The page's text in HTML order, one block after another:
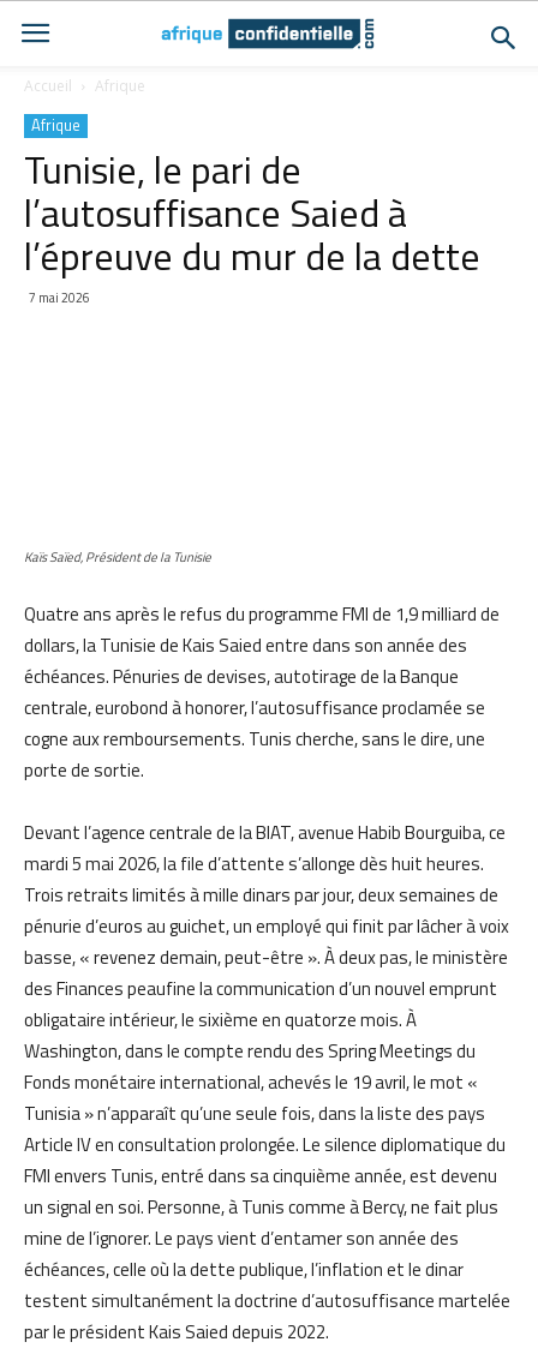
Accueil Afrique
Afrique
Tunisie, le pari de
l’autosuffisance Saied à
l’épreuve du mur de la dette
7 mai 2026
Kaïs Saïed, Président de la Tunisie
Quatre ans après le refus du programme FMI de 1,9 milliard de
dollars, la Tunisie de Kais Saied entre dans son année des
échéances. Pénuries de devises, autotirage de la Banque
centrale, eurobond à honorer, l’autosuffisance proclamée se
cogne aux remboursements. Tunis cherche, sans le dire, une
porte de sortie.
Devant l’agence centrale de la BIAT, avenue Habib Bourguiba, ce
mardi 5 mai 2026, la file d’attente s’allonge dès huit heures.
Trois retraits limités à mille dinars par jour, deux semaines de
pénurie d’euros au guichet, un employé qui finit par lâcher à voix
basse, « revenez demain, peut-être ». À deux pas, le ministère
des Finances peaufine la communication d’un nouvel emprunt
obligataire intérieur, le sixième en quatorze mois. À
Washington, dans le compte rendu des Spring Meetings du
Fonds monétaire international, achevés le 19 avril, le mot «
Tunisia » n’apparaît qu’une seule fois, dans la liste des pays
Article IV en consultation prolongée. Le silence diplomatique du
FMI envers Tunis, entré dans sa cinquième année, est devenu
un signal en soi. Personne, à Tunis comme à Bercy, ne fait plus
mine de l’ignorer. Le pays vient d’entamer son année des
échéances, celle où la dette publique, l’inflation et le dinar
testent simultanément la doctrine d’autosuffisance martelée
par le président Kais Saied depuis 2022.